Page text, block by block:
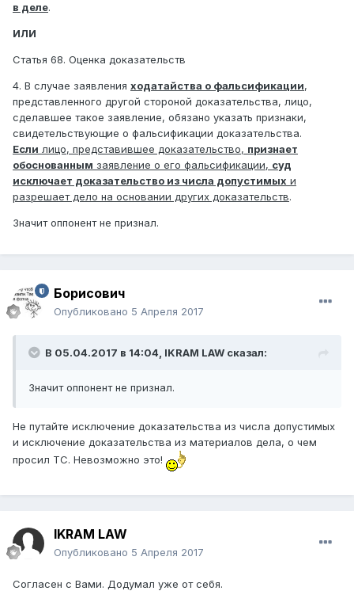
в деле.
ИЛИ
Статья 68. Оценка доказательств
4. В случае заявления ходатайства о фальсификации,
представленного другой стороной доказательства, лицо,
сделавшее такое заявление, обязано указать признаки,
свидетельствующие о фальсификации доказательства.
Если лицо, представившее доказательство, признает
обоснованным заявление о его фальсификации, суд
исключает доказательство из числа допустимых и
разрешает дело на основании других доказательств.
Значит оппонент не признал.
Борисович
Опубликовано 5 Апреля 2017
В 05.04.2017 в 14:04, IKRAM LAW сказал:
Значит оппонент не признал.
Не путайте исключение доказательства из числа допустимых
и исключение доказательства из материалов дела, о чем
просил ТС. Невозможно это!
IKRAM LAW
Опубликовано 5 Апреля 2017
Согласен с Вами. Додумал уже от себя.